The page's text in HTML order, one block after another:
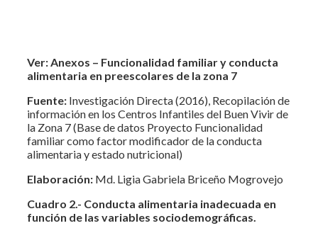
Ver: Anexos – Funcionalidad familiar y conducta
alimentaria en preescolares de la zona 7
Fuente: Investigación Directa (2016), Recopilación de
información en los Centros Infantiles del Buen Vivir de
la Zona 7 (Base de datos Proyecto Funcionalidad
familiar como factor modificador de la conducta
alimentaria y estado nutricional)
Elaboración: Md. Ligia Gabriela Briceño Mogrovejo
Cuadro 2.- Conducta alimentaria inadecuada en
función de las variables sociodemográficas.